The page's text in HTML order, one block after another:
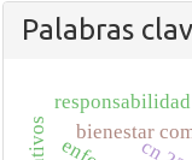
Palabras
bienestar